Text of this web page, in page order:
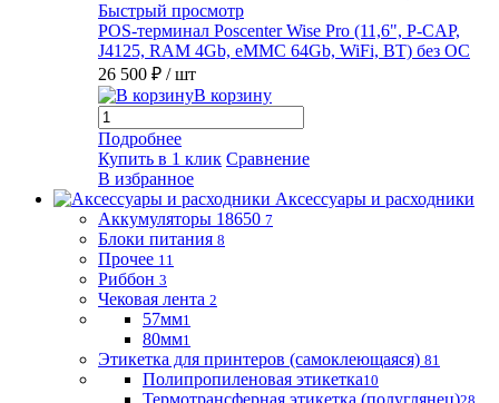
Быстрый просмотр
POS-терминал Poscenter Wise Pro (11,6", P-CAP,
J4125, RAM 4Gb, eMMC 64Gb, WiFi, BT) без ОС
26 500 ₽ / шт
В корзину
Подробнее
Купить в 1 клик Сравнение
В избранное
Аксессуары и расходники
Аккумуляторы 18650 7
Блоки питания 8
Прочее 11
Риббон 3
Чековая лента 2
57мм1
80мм1
Этикетка для принтеров (самоклеющаяся) 81
Полипропиленовая этикетка10
Термотрансферная этикетка (полуглянец)